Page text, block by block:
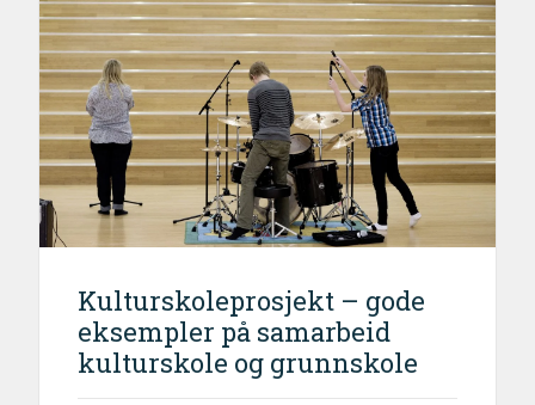
Kulturskoleprosjekt – gode
eksempler på samarbeid
kulturskole og grunnskole